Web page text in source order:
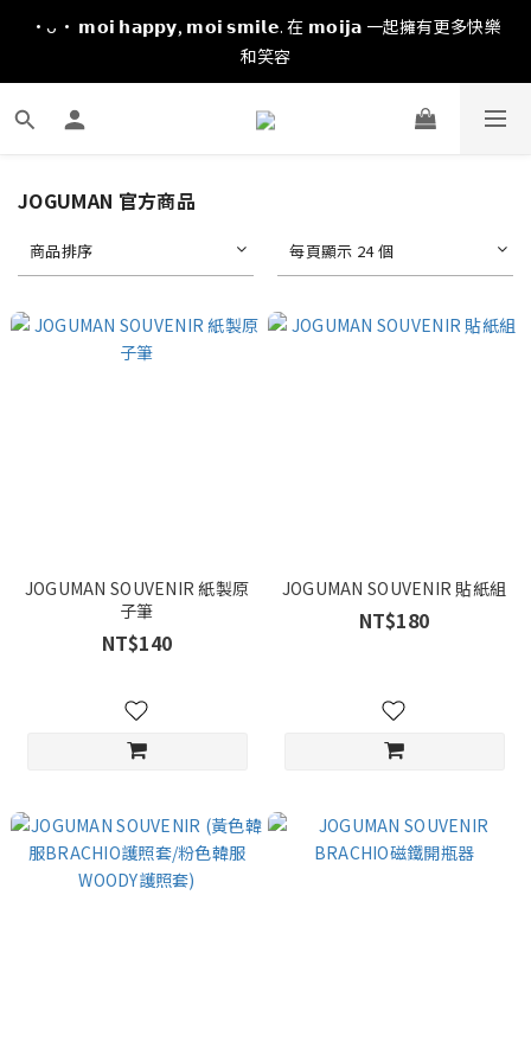
·ᴗ· 𝗺𝗼𝗶 𝗵𝗮𝗽𝗽𝘆, 𝗺𝗼𝗶 𝘀𝗺𝗶𝗹𝗲. 在 𝗺𝗼𝗶𝗷𝗮 一起擁有更多快樂
和笑容
JOGUMAN 官方商品
商品排序 每頁顯示 24 個
JOGUMAN SOUVENIR 紙製原
子筆
NT$140
JOGUMAN SOUVENIR 貼紙組
NT$180